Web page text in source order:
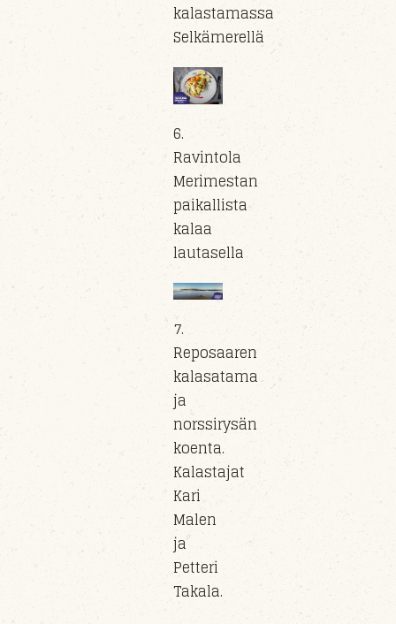
kalastamassa
Selkämerellä
6.
Ravintola
Merimestan
paikallista
kalaa
lautasella
7.
Reposaaren
kalasatama
ja
norssirysän
koenta.
Kalastajat
Kari
Malen
ja
Petteri
Takala.